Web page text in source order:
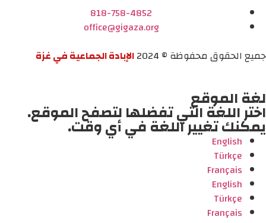
818-758-4852
office@gigaza.org
جميع الحقوق محفوظة © 2024
الإبادة الجماعية في غزة
لغة الموقع
اختر اللغة التي تفضلها لتصفح الموقع.
يمكنك تغيير اللغة في أي وقت.
English
Türkçe
Français
English
Türkçe
Français